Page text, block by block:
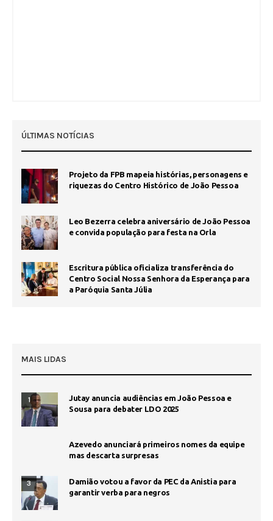
ÚLTIMAS NOTÍCIAS
Projeto da FPB mapeia histórias, personagens e
riquezas do Centro Histórico de João Pessoa
Leo Bezerra celebra aniversário de João Pessoa
e convida população para festa na Orla
Escritura pública oficializa transferência do
Centro Social Nossa Senhora da Esperança para
a Paróquia Santa Júlia
MAIS LIDAS
1
Jutay anuncia audiências em João Pessoa e
Sousa para debater LDO 2025
Azevedo anunciará primeiros nomes da equipe
mas descarta surpresas
3
Damião votou a favor da PEC da Anistia para
garantir verba para negros